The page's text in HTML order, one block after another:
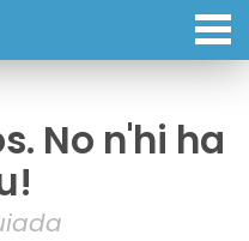
No n'hi ha